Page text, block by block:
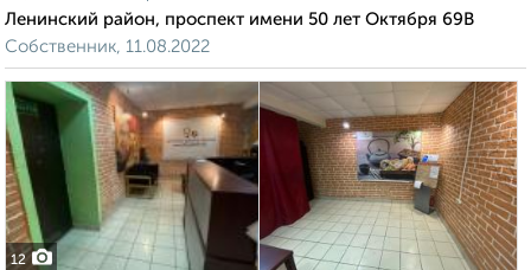
Ленинский район, проспект имени 50 лет Октября 69В
Собственник, 11.08.2022
12